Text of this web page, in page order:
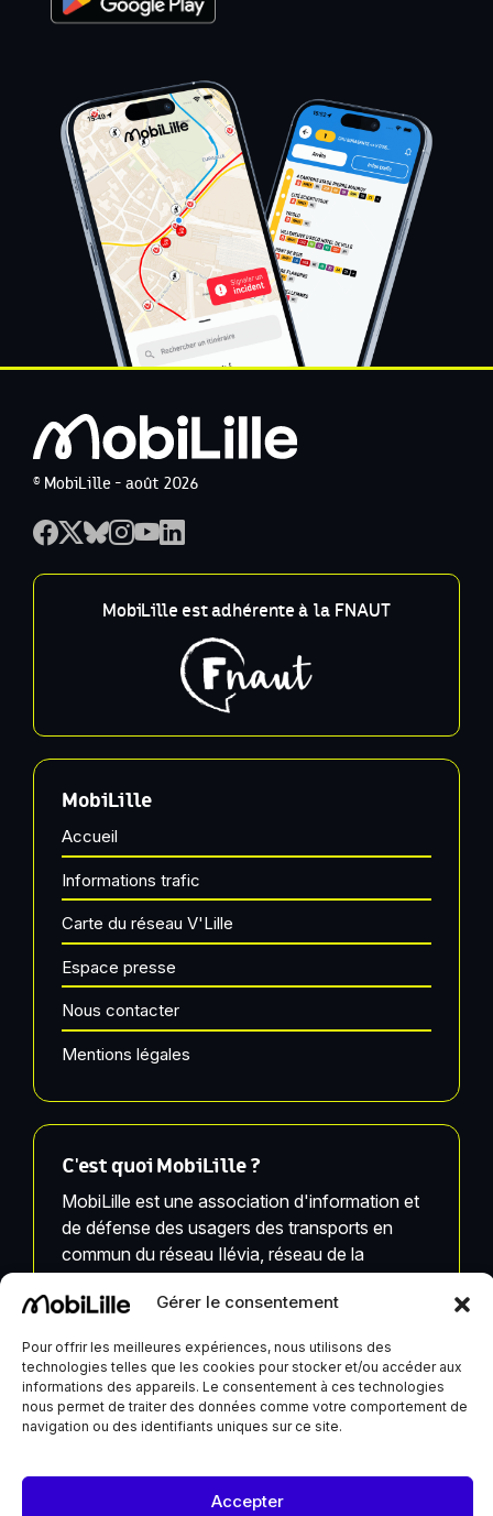
Gérer le consentement
Pour offrir les meilleures expériences, nous utilisons des
technologies telles que les cookies pour stocker et/ou accéder aux
informations des appareils. Le consentement à ces technologies
nous permet de traiter des données comme votre comportement de
navigation ou des identifiants uniques sur ce site.
Accepter
© MobiLille - août 2026
MobiLille est adhérente à la FNAUT
MobiLille
Accueil
Informations trafic
Carte du réseau V'Lille
Espace presse
Nous contacter
Mentions légales
C'est quoi MobiLille ?
MobiLille est une association d'information et
de défense des usagers des transports en
commun du réseau Ilévia, réseau de la
sont pas liées à Ilévia.
MobiLille reçoit un soutien de la Ville de Lille et du